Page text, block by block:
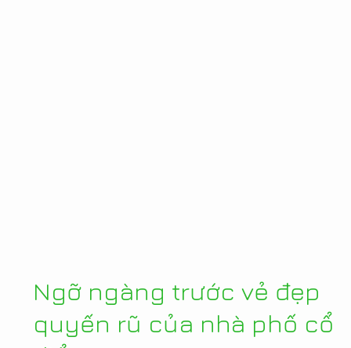
Ngỡ ngàng trước vẻ đẹp
quyến rũ của nhà phố cổ